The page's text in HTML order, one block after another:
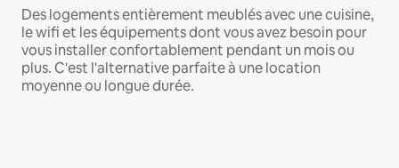
Des logements entièrement meublés avec une cuisine,
le wifi et les équipements dont vous avez besoin pour
vous installer confortablement pendant un mois ou
plus. C'est l'alternative parfaite à une location
moyenne ou longue durée.